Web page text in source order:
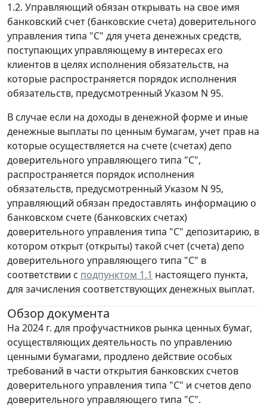
1.2. Управляющий обязан открывать на свое имя
банковский счет (банковские счета) доверительного
управления типа "С" для учета денежных средств,
поступающих управляющему в интересах его
клиентов в целях исполнения обязательств, на
которые распространяется порядок исполнения
обязательств, предусмотренный Указом N 95.
В случае если на доходы в денежной форме и иные
денежные выплаты по ценным бумагам, учет прав на
которые осуществляется на счете (счетах) депо
доверительного управляющего типа "С",
распространяется порядок исполнения
обязательств, предусмотренный Указом N 95,
управляющий обязан предоставлять информацию о
банковском счете (банковских счетах)
доверительного управления типа "С" депозитарию, в
котором открыт (открыты) такой счет (счета) депо
доверительного управляющего типа "С" в
соответствии с подпунктом 1.1 настоящего пункта,
для зачисления соответствующих денежных выплат.
Обзор документа
На 2024 г. для профучастников рынка ценных бумаг,
осуществляющих деятельность по управлению
ценными бумагами, продлено действие особых
требований в части открытия банковских счетов
доверительного управления типа "С" и счетов депо
доверительного управляющего типа "С".